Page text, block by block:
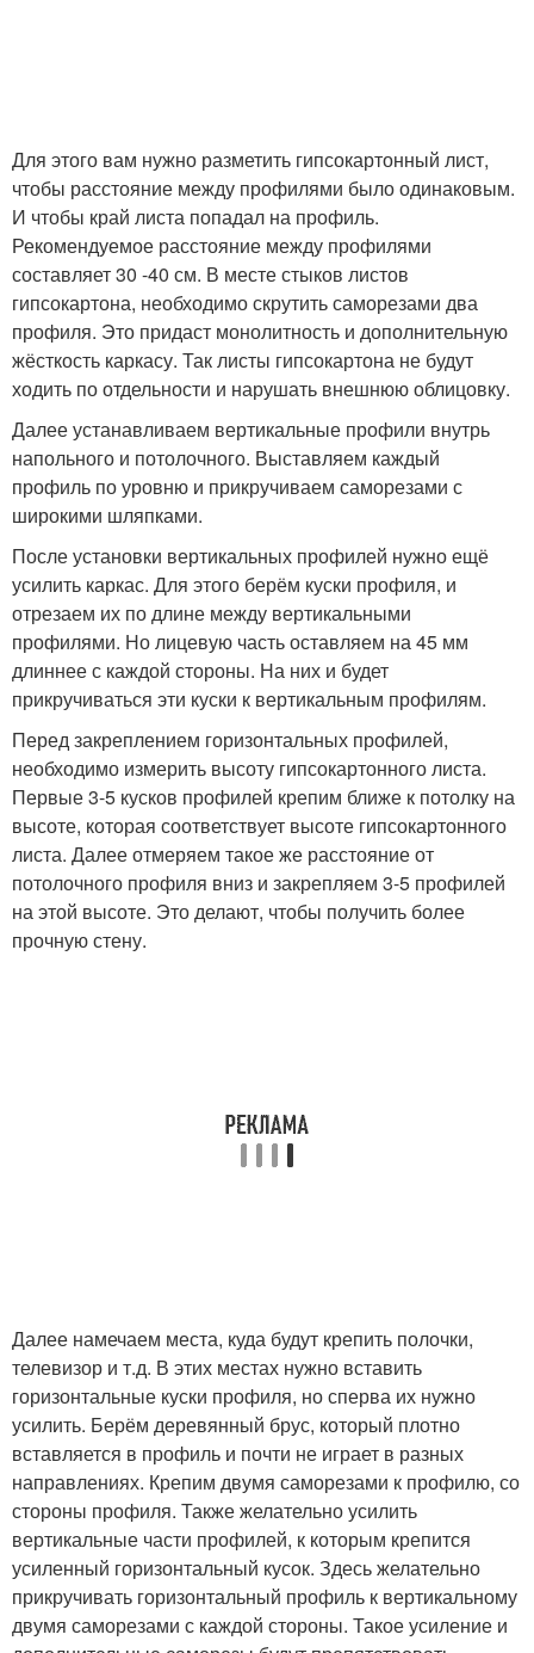
Для этого вам нужно разметить гипсокартонный лист,
чтобы расстояние между профилями было одинаковым.
И чтобы край листа попадал на профиль.
Рекомендуемое расстояние между профилями
составляет 30 -40 см. В месте стыков листов
гипсокартона, необходимо скрутить саморезами два
профиля. Это придаст монолитность и дополнительную
жёсткость каркасу. Так листы гипсокартона не будут
ходить по отдельности и нарушать внешнюю облицовку.
Далее устанавливаем вертикальные профили внутрь
напольного и потолочного. Выставляем каждый
профиль по уровню и прикручиваем саморезами с
широкими шляпками.
После установки вертикальных профилей нужно ещё
усилить каркас. Для этого берём куски профиля, и
отрезаем их по длине между вертикальными
профилями. Но лицевую часть оставляем на 45 мм
длиннее с каждой стороны. На них и будет
прикручиваться эти куски к вертикальным профилям.
Перед закреплением горизонтальных профилей,
необходимо измерить высоту гипсокартонного листа.
Первые 3-5 кусков профилей крепим ближе к потолку на
высоте, которая соответствует высоте гипсокартонного
листа. Далее отмеряем такое же расстояние от
потолочного профиля вниз и закрепляем 3-5 профилей
на этой высоте. Это делают, чтобы получить более
прочную стену.
Далее намечаем места, куда будут крепить полочки,
телевизор и т.д. В этих местах нужно вставить
горизонтальные куски профиля, но сперва их нужно
усилить. Берём деревянный брус, который плотно
вставляется в профиль и почти не играет в разных
направлениях. Крепим двумя саморезами к профилю, со
стороны профиля. Также желательно усилить
вертикальные части профилей, к которым крепится
усиленный горизонтальный кусок. Здесь желательно
прикручивать горизонтальный профиль к вертикальному
двумя саморезами с каждой стороны. Такое усиление и